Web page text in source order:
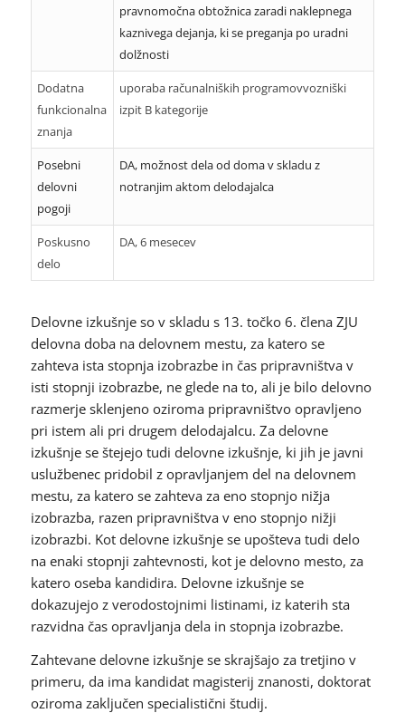
pravnomočna obtožnica zaradi naklepnega
kaznivega dejanja, ki se preganja po uradni
dolžnosti
Dodatna
funkcionalna
znanja
uporaba računalniških programovvozniški
izpit B kategorije
Posebni
delovni
pogoji
DA, možnost dela od doma v skladu z
notranjim aktom delodajalca
Poskusno
delo
DA, 6 mesecev
Delovne izkušnje so v skladu s 13. točko 6. člena ZJU
delovna doba na delovnem mestu, za katero se
zahteva ista stopnja izobrazbe in čas pripravništva v
isti stopnji izobrazbe, ne glede na to, ali je bilo delovno
razmerje sklenjeno oziroma pripravništvo opravljeno
pri istem ali pri drugem delodajalcu. Za delovne
izkušnje se štejejo tudi delovne izkušnje, ki jih je javni
uslužbenec pridobil z opravljanjem del na delovnem
mestu, za katero se zahteva za eno stopnjo nižja
izobrazba, razen pripravništva v eno stopnjo nižji
izobrazbi. Kot delovne izkušnje se upošteva tudi delo
na enaki stopnji zahtevnosti, kot je delovno mesto, za
katero oseba kandidira. Delovne izkušnje se
dokazujejo z verodostojnimi listinami, iz katerih sta
razvidna čas opravljanja dela in stopnja izobrazbe.
Zahtevane delovne izkušnje se skrajšajo za tretjino v
primeru, da ima kandidat magisterij znanosti, doktorat
oziroma zaključen specialistični študij.